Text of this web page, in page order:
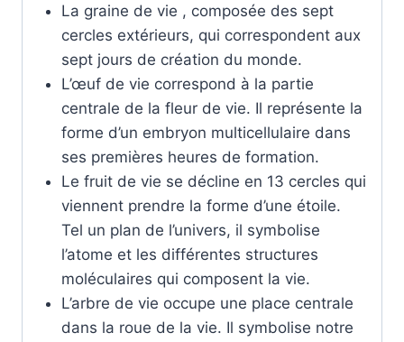
La graine de vie , composée des sept
cercles extérieurs, qui correspondent aux
sept jours de création du monde.
L’œuf de vie correspond à la partie
centrale de la fleur de vie. Il représente la
forme d’un embryon multicellulaire dans
ses premières heures de formation.
Le fruit de vie se décline en 13 cercles qui
viennent prendre la forme d’une étoile.
Tel un plan de l’univers, il symbolise
l’atome et les différentes structures
moléculaires qui composent la vie.
L’arbre de vie occupe une place centrale
dans la roue de la vie. Il symbolise notre